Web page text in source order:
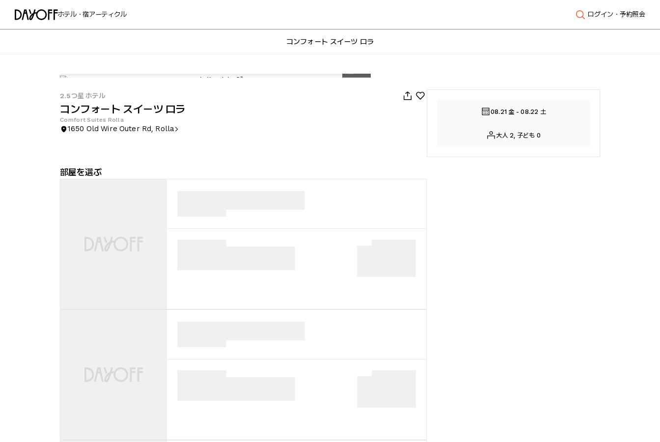
ホテル・宿アーティクル ログイン・予約照会
コンフォート スイーツ ロラ
2.5つ星 ホテル
コンフォート スイーツ ロラ
Comfort Suites Rolla
1650 Old Wire Outer Rd, Rolla
部屋を選ぶ
08.21 金 - 08.22 土
大人 2, 子ども 0